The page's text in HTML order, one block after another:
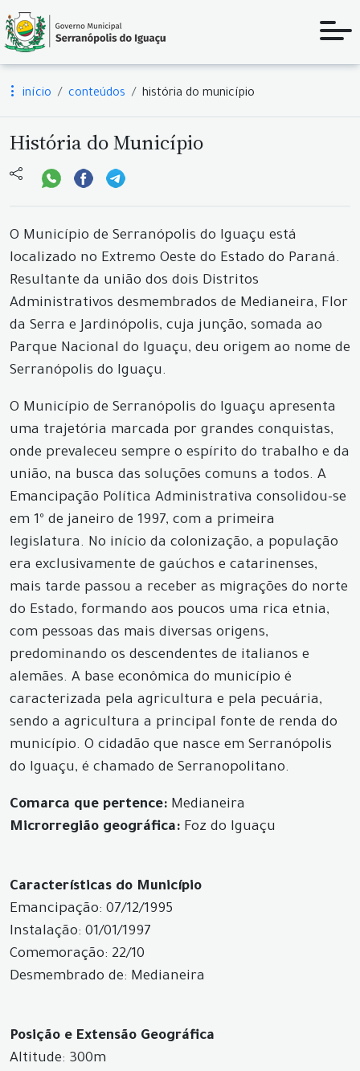
início conteúdos história do município
História do Município
O Município de Serranópolis do Iguaçu está
localizado no Extremo Oeste do Estado do Paraná.
Resultante da união dos dois Distritos
Administrativos desmembrados de Medianeira, Flor
da Serra e Jardinópolis, cuja junção, somada ao
Parque Nacional do Iguaçu, deu origem ao nome de
Serranópolis do Iguaçu.
O Município de Serranópolis do Iguaçu apresenta
uma trajetória marcada por grandes conquistas,
onde prevaleceu sempre o espírito do trabalho e da
união, na busca das soluções comuns a todos. A
Emancipação Política Administrativa consolidou-se
em 1º de janeiro de 1997, com a primeira
legislatura. No início da colonização, a população
era exclusivamente de gaúchos e catarinenses,
mais tarde passou a receber as migrações do norte
do Estado, formando aos poucos uma rica etnia,
com pessoas das mais diversas origens,
predominando os descendentes de italianos e
alemães. A base econômica do município é
caracterizada pela agricultura e pela pecuária,
sendo a agricultura a principal fonte de renda do
município. O cidadão que nasce em Serranópolis
do Iguaçu, é chamado de Serranopolitano.
Comarca que pertence: Medianeira
Microrregião geográfica: Foz do Iguaçu
Características do Município
Emancipação: 07/12/1995
Instalação: 01/01/1997
Comemoração: 22/10
Desmembrado de: Medianeira
Posição e Extensão Geográfica
Altitude: 300m